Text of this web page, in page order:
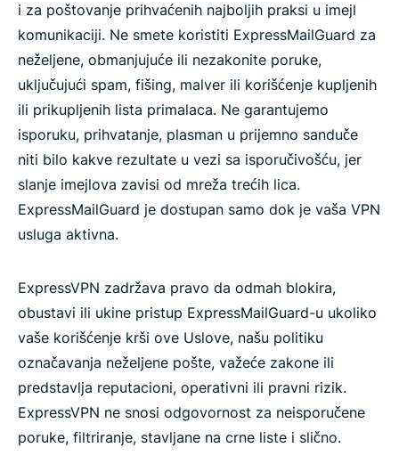
i za poštovanje prihvaćenih najboljih praksi u imejl
komunikaciji. Ne smete koristiti ExpressMailGuard za
neželjene, obmanjujuće ili nezakonite poruke,
uključujući spam, fišing, malver ili korišćenje kupljenih
ili prikupljenih lista primalaca. Ne garantujemo
isporuku, prihvatanje, plasman u prijemno sanduče
niti bilo kakve rezultate u vezi sa isporučivošću, jer
slanje imejlova zavisi od mreža trećih lica.
ExpressMailGuard je dostupan samo dok je vaša VPN
usluga aktivna.
ExpressVPN zadržava pravo da odmah blokira,
obustavi ili ukine pristup ExpressMailGuard-u ukoliko
vaše korišćenje krši ove Uslove, našu politiku
označavanja neželjene pošte, važeće zakone ili
predstavlja reputacioni, operativni ili pravni rizik.
ExpressVPN ne snosi odgovornost za neisporučene
poruke, filtriranje, stavljane na crne liste i slično.